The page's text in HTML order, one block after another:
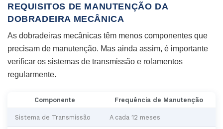
REQUISITOS DE MANUTENÇÃO DA
DOBRADEIRA MECÂNICA
As dobradeiras mecânicas têm menos componentes que
precisam de manutenção. Mas ainda assim, é importante
verificar os sistemas de transmissão e rolamentos
regularmente.
Componente Frequência de Manutenção
Sistema de Transmissão A cada 12 meses